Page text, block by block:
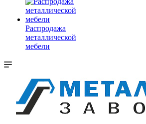
Распродажа
металлической
мебели